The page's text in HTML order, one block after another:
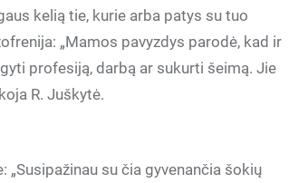
kelią tie, kurie arba patys su tuo
„Mamos pavyzdys parodė, kad ir
profesiją, darbą ar sukurti šeimą. Jie
R. Juškytė.
su čia gyvenančia šokių